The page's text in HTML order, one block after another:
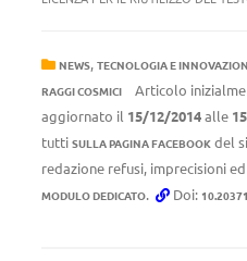
NEWS, TECNOLOGIA E
RAGGI COSMICI Articolo
aggiornato il 15/12/2014alle
tutti SULLA PAGINA FACEBOOK del
redazione refusi, imprecisioni
MODULO DEDICATO. Doi: